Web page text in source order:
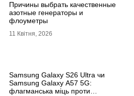
Причины выбрать качественные
азотные генераторы и
флоуметры
11 Квітня, 2026
Samsung Galaxy S26 Ultra чи
Samsung Galaxy A57 5G:
флагманська міць проти